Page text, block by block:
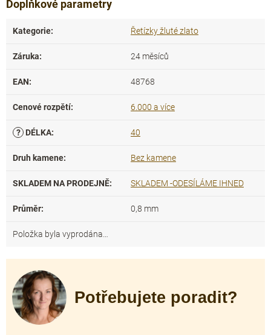
Doplňkové parametry
Kategorie: Řetízky žluté zlato
Záruka: 24 měsíců
EAN: 48768
Cenové rozpětí: 6.000 a více
? DÉLKA: 40
Druh kamene: Bez kamene
SKLADEM NA PRODEJNĚ: SKLADEM -ODESÍLÁME IHNED
Průměr: 0,8 mm
Položka byla vyprodána…
Potřebujete poradit?